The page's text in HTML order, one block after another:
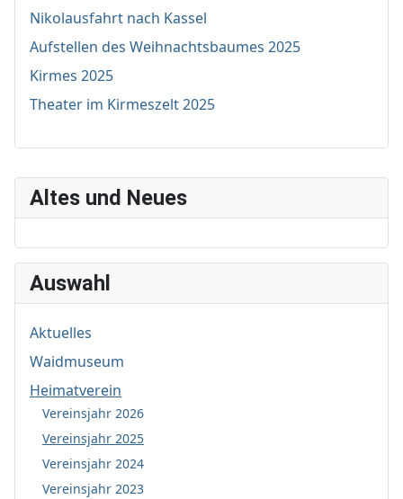
Altes und Neues
Auswahl
Aktuelles
Waidmuseum
Heimatverein
Vereinsjahr 2026
Vereinsjahr 2025
Vereinsjahr 2024
Vereinsjahr 2023
Nikolausfahrt nach Kassel
Aufstellen des Weihnachtsbaumes 2025
Kirmes 2025
Theater im Kirmeszelt 2025